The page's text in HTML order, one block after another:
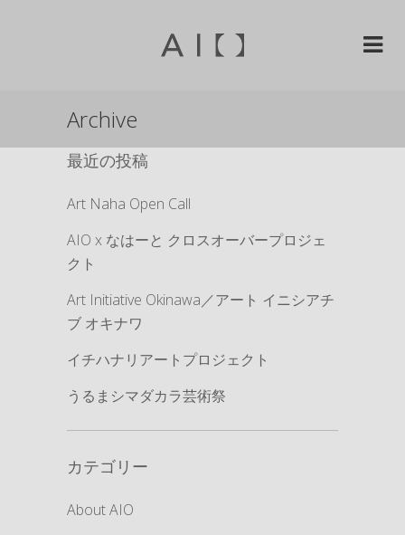
Archive
最近の投稿
Art Naha Open Call
AIO x なはーと クロスオーバープロジェ
クト
Art Initiative Okinawa／アート イニシアチ
ブ オキナワ
イチハナリアートプロジェクト
うるまシマダカラ芸術祭
カテゴリー
About AIO